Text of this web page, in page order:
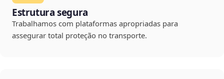
Estrutura segura
Trabalhamos com plataformas apropriadas para
assegurar total proteção no transporte.